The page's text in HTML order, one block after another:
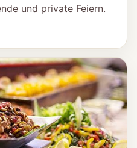
und private Feiern.